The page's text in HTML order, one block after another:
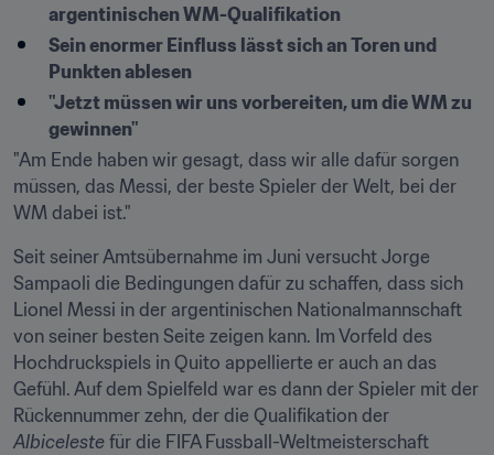
argentinischen WM-Qualifikation
Sein enormer Einfluss lässt sich an Toren und
Punkten ablesen
"Jetzt müssen wir uns vorbereiten, um die WM zu
gewinnen"
"Am Ende haben wir gesagt, dass wir alle dafür sorgen
müssen, das Messi, der beste Spieler der Welt, bei der
WM dabei ist."
Seit seiner Amtsübernahme im Juni versucht Jorge
Sampaoli die Bedingungen dafür zu schaffen, dass sich
Lionel Messi in der argentinischen Nationalmannschaft
von seiner besten Seite zeigen kann. Im Vorfeld des
Hochdruckspiels in Quito appellierte er auch an das
Gefühl. Auf dem Spielfeld war es dann der Spieler mit der
Albiceleste für die FIFA Fussball-Weltmeisterschaft